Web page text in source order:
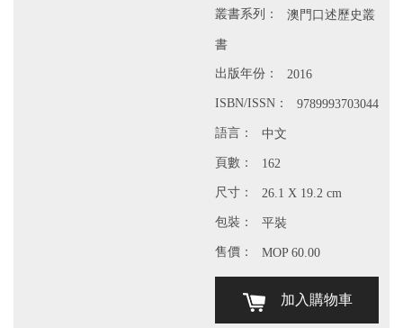
叢書系列： 澳門口述歷史叢
書
出版年份： 2016
ISBN/ISSN： 9789993703044
語言： 中文
頁數： 162
尺寸： 26.1 X 19.2 cm
包裝： 平裝
售價： MOP 60.00
加入購物車